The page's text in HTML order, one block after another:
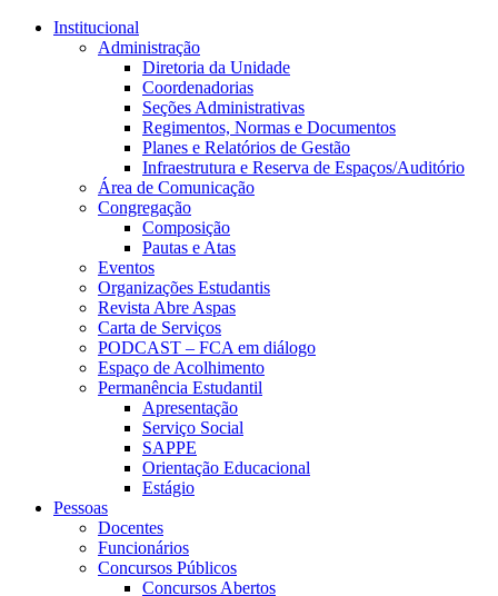
Conteúdo principal
Institucional
Administração
Diretoria da Unidade
Coordenadorias
Seções Administrativas
Regimentos, Normas e Documentos
Planes e Relatórios de Gestão
Infraestrutura e Reserva de Espaços/Auditório
Área de Comunicação
Congregação
Composição
Pautas e Atas
Eventos
Organizações Estudantis
Revista Abre Aspas
Carta de Serviços
PODCAST – FCA em diálogo
Espaço de Acolhimento
Permanência Estudantil
Apresentação
Serviço Social
SAPPE
Orientação Educacional
Estágio
Pessoas
Docentes
Funcionários
Concursos Públicos
Concursos Abertos